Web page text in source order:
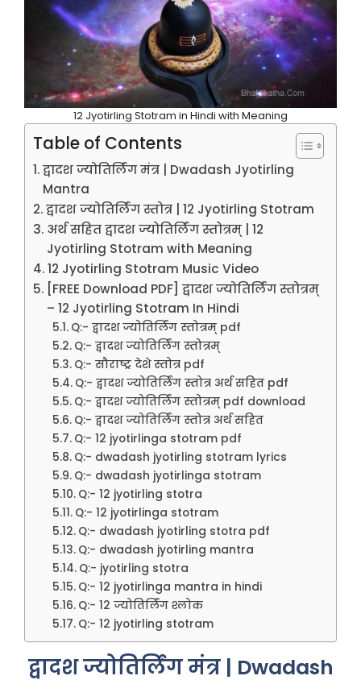
12 Jyotirling Stotram in Hindi with Meaning
Table of Contents
द्वादश ज्योतिर्लिंग मंत्र | Dwadash Jyotirling
Mantra
द्वादश ज्योतिर्लिंग स्तोत्र | 12 Jyotirling Stotram
अर्थ सहित द्वादश ज्योतिर्लिंग स्तोत्रम् | 12
Jyotirling Stotram with Meaning
12 Jyotirling Stotram Music Video
[FREE Download PDF] द्वादश ज्योतिर्लिंग स्तोत्रम्
– 12 Jyotirling Stotram In Hindi
Q:- द्वादश ज्योतिर्लिंग स्तोत्रम् pdf
Q:- द्वादश ज्योतिर्लिंग स्तोत्रम्
Q:- सौराष्ट्र देशे स्तोत्र pdf
Q:- द्वादश ज्योतिर्लिंग स्तोत्र अर्थ सहित pdf
Q:- द्वादश ज्योतिर्लिंग स्तोत्रम् pdf download
Q:- द्वादश ज्योतिर्लिंग स्तोत्र अर्थ सहित
Q:- 12 jyotirlinga stotram pdf
Q:- dwadash jyotirling stotram lyrics
Q:- dwadash jyotirlinga stotram
Q:- 12 jyotirling stotra
Q:- 12 jyotirlinga stotram
Q:- dwadash jyotirling stotra pdf
Q:- dwadash jyotirling mantra
Q:- jyotirling stotra
Q:- 12 jyotirlinga mantra in hindi
Q:- 12 ज्योतिर्लिंग श्लोक
Q:- 12 jyotirling stotram
द्वादश ज्योतिर्लिंग मंत्र | Dwadash